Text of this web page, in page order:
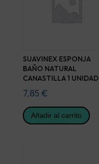
SUAVINEX ESPONJA
BAÑO NATURAL
CANASTILLA 1 UNIDAD
7,85 €
Añadir al carrito